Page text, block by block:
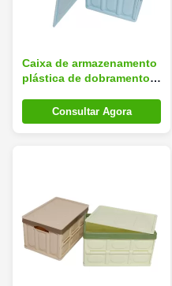
Caixa de armazenamento
plástica de dobramento
totalizadores dobráveis
laváveis com tampa
Consultar Agora